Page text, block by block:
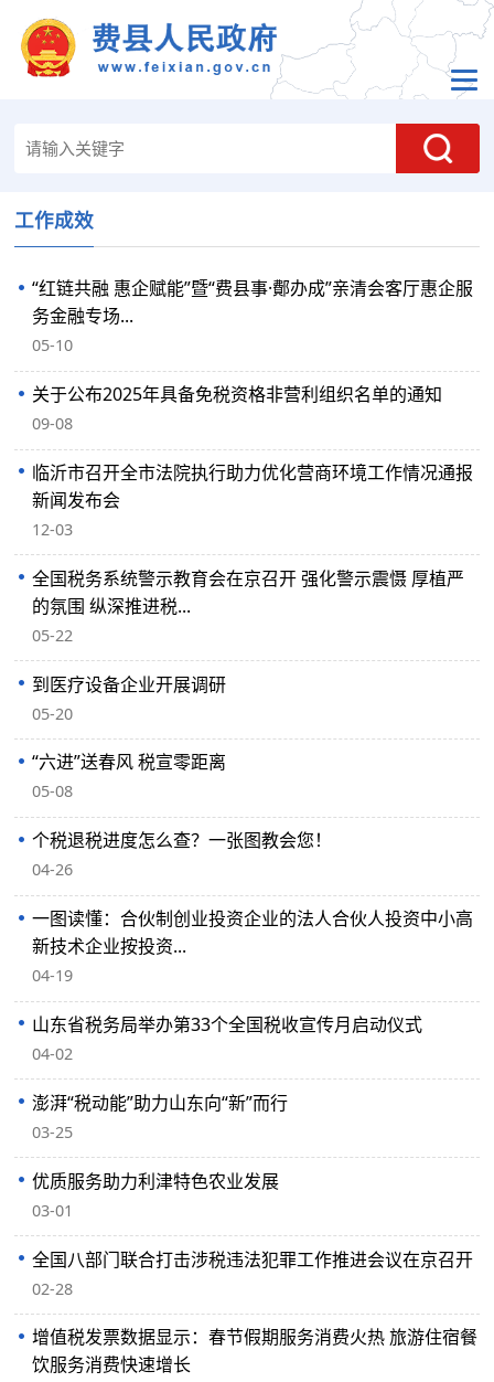
工作成效
“红链共融 惠企赋能”暨“费县事·鄪办成”亲清会客厅惠企服
务金融专场...
05-10
关于公布2025年具备免税资格非营利组织名单的通知
09-08
临沂市召开全市法院执行助力优化营商环境工作情况通报
新闻发布会
12-03
全国税务系统警示教育会在京召开 强化警示震慑 厚植严
的氛围 纵深推进税...
05-22
到医疗设备企业开展调研
05-20
“六进”送春风 税宣零距离
05-08
个税退税进度怎么查？一张图教会您！
04-26
一图读懂：合伙制创业投资企业的法人合伙人投资中小高
新技术企业按投资...
04-19
山东省税务局举办第33个全国税收宣传月启动仪式
04-02
澎湃“税动能”助力山东向“新”而行
03-25
优质服务助力利津特色农业发展
03-01
全国八部门联合打击涉税违法犯罪工作推进会议在京召开
02-28
增值税发票数据显示：春节假期服务消费火热 旅游住宿餐
饮服务消费快速增长